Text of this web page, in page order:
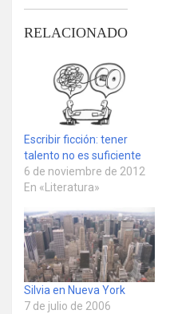
RELACIONADO
Escribir ficción: tener
talento no es suficiente
6 de noviembre de 2012
En «Literatura»
Silvia en Nueva York
7 de julio de 2006